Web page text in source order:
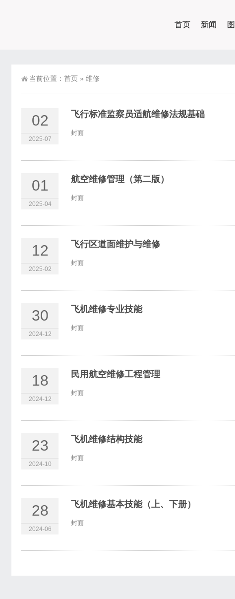
首页 新闻
当前位置： 首页 » 维修
02
2025-07
飞行标准监察员适航维修法规基础
封面
01
2025-04
航空维修管理（第二版）
封面
12
2025-02
飞行区道面维护与维修
封面
30
2024-12
飞机维修专业技能
封面
18
2024-12
民用航空维修工程管理
封面
23
2024-10
飞机维修结构技能
封面
28
2024-06
飞机维修基本技能（上、下册）
封面